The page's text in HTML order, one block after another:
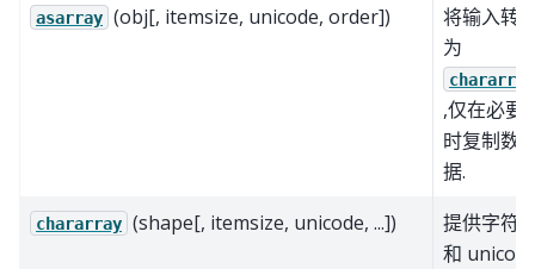
asarray (obj[, itemsize, unicode, order])
将输入转
为
chararray
,仅在必要
时复制数
据.
chararray (shape[, itemsize, unicode, ...])
提供字符
和